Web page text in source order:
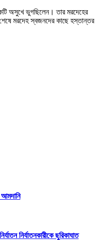
অসুখে ভুগছিলেন। তার মরদেহের
মরদেহ স্বজনদের কাছে হস্তান্তর
নির্যাতনকারীকে ছুরিকাঘাত